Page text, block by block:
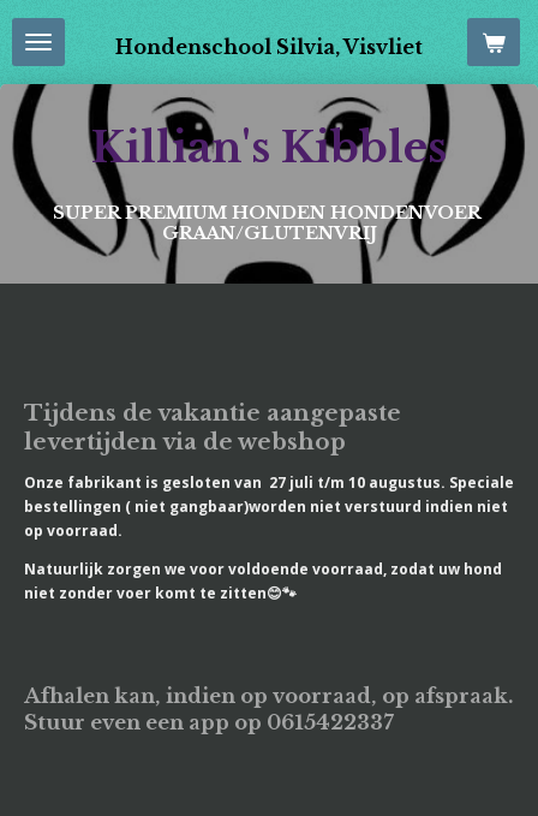
Ga
direct
naar
de
hoofdinhoud
Hondenschool Silvia, Visvliet
Killian's Kibbles
SUPER PREMIUM HONDEN HONDENVOER
GRAAN/GLUTENVRIJ
Tijdens de vakantie aangepaste
levertijden via de webshop
Onze fabrikant is gesloten van 27 juli t/m 10 augustus. Speciale
bestellingen ( niet gangbaar)worden niet verstuurd indien niet
op voorraad.
Natuurlijk zorgen we voor voldoende voorraad, zodat uw hond
niet zonder voer komt te zitten😊🐾
Afhalen kan, indien op voorraad, op afspraak.
Stuur even een app op 0615422337